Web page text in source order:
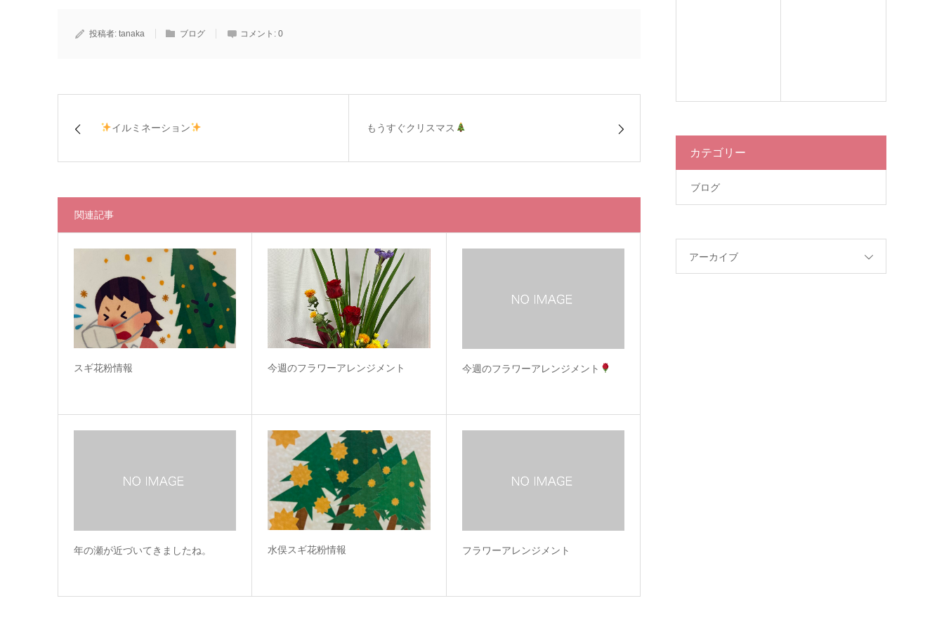
投稿者: tanaka ブログ コメント: 0
イルミネーション もうすぐクリスマス
関連記事
スギ花粉情報 今週のフラワーアレンジメント 今週のフラワーアレンジメント
年の瀬が近づいてきましたね。 水俣スギ花粉情報 フラワーアレンジメント
カテゴリー
ブログ
アーカイブ